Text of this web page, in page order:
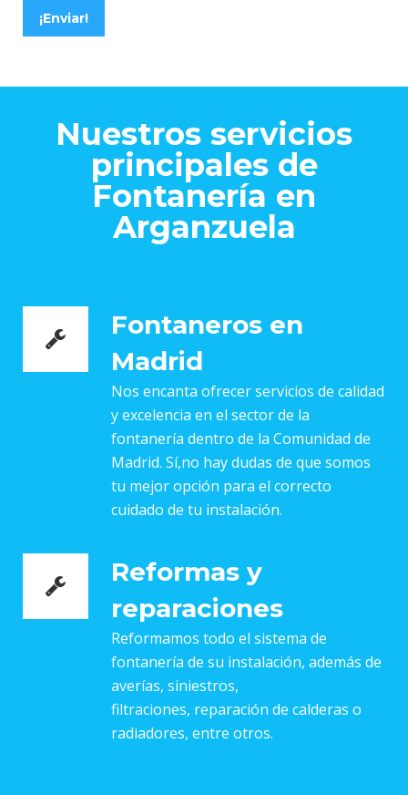
¡Enviar!
Nuestros servicios
principales de
Fontanería en
Arganzuela
Fontaneros en
Madrid
Nos encanta ofrecer servicios de calidad
y excelencia en el sector de la
fontanería dentro de la Comunidad de
Madrid. Sí,no hay dudas de que somos
tu mejor opción para el correcto
cuidado de tu instalación.
Reformas y
reparaciones
Reformamos todo el sistema de
fontanería de su instalación, además de
averías, siniestros,
filtraciones, reparación de calderas o
radiadores, entre otros.